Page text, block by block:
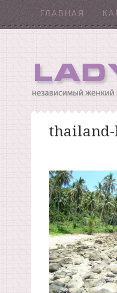
ГЛАВНАЯ
thailand-